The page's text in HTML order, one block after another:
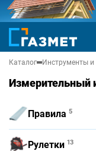
Каталог Инструменты
Измерительный
Правила 5
Рулетки 13